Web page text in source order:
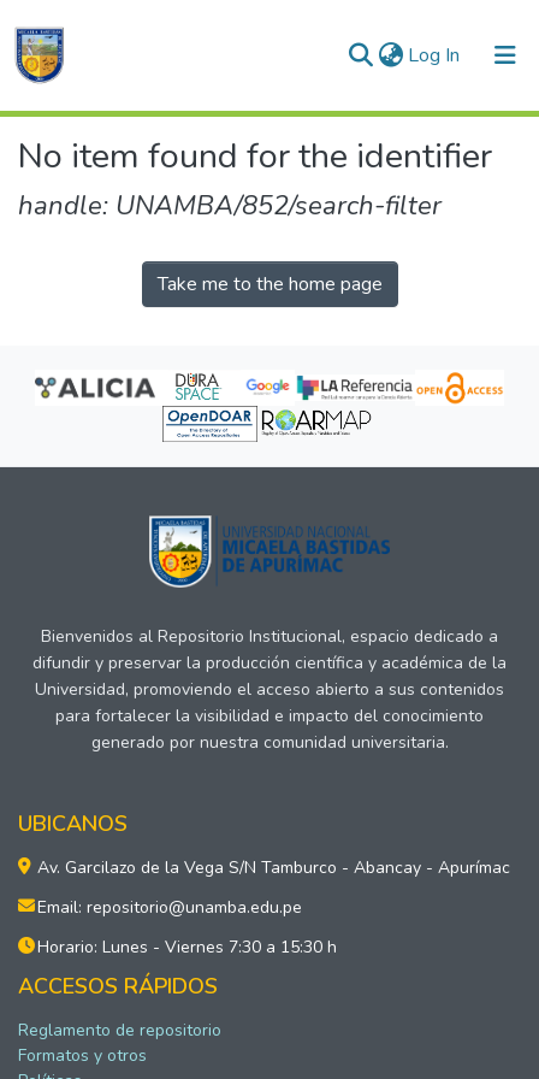
Log In (current)
Communities & Collections
No item found for the identifier
handle: UNAMBA/852/search-filter
Take me to the home page
Bienvenidos al Repositorio Institucional, espacio dedicado a
difundir y preservar la producción científica y académica de la
Universidad, promoviendo el acceso abierto a sus contenidos
para fortalecer la visibilidad e impacto del conocimiento
generado por nuestra comunidad universitaria.
UBICANOS
Av. Garcilazo de la Vega S/N Tamburco - Abancay - Apurímac
Email: repositorio@unamba.edu.pe
Horario: Lunes - Viernes 7:30 a 15:30 h
ACCESOS RÁPIDOS
Reglamento de repositorio
Formatos y otros